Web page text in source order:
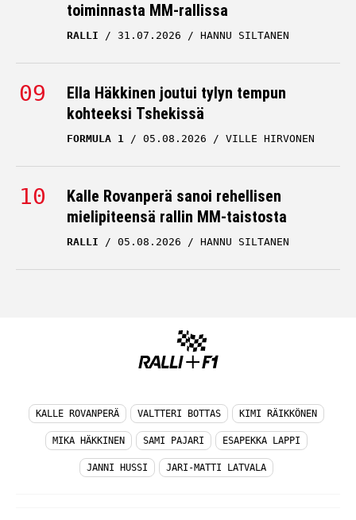
toiminnasta MM-rallissa
RALLI 31.07.2026 HANNU SILTANEN
Ella Häkkinen joutui tylyn tempun
kohteeksi Tshekissä
FORMULA 1 05.08.2026 VILLE HIRVONEN
Kalle Rovanperä sanoi rehellisen
mielipiteensä rallin MM-taistosta
RALLI 05.08.2026 HANNU SILTANEN
KALLE ROVANPERÄ VALTTERI BOTTAS KIMI RÄIKKÖNEN
MIKA HÄKKINEN SAMI PAJARI ESAPEKKA LAPPI
JANNI HUSSI JARI-MATTI LATVALA